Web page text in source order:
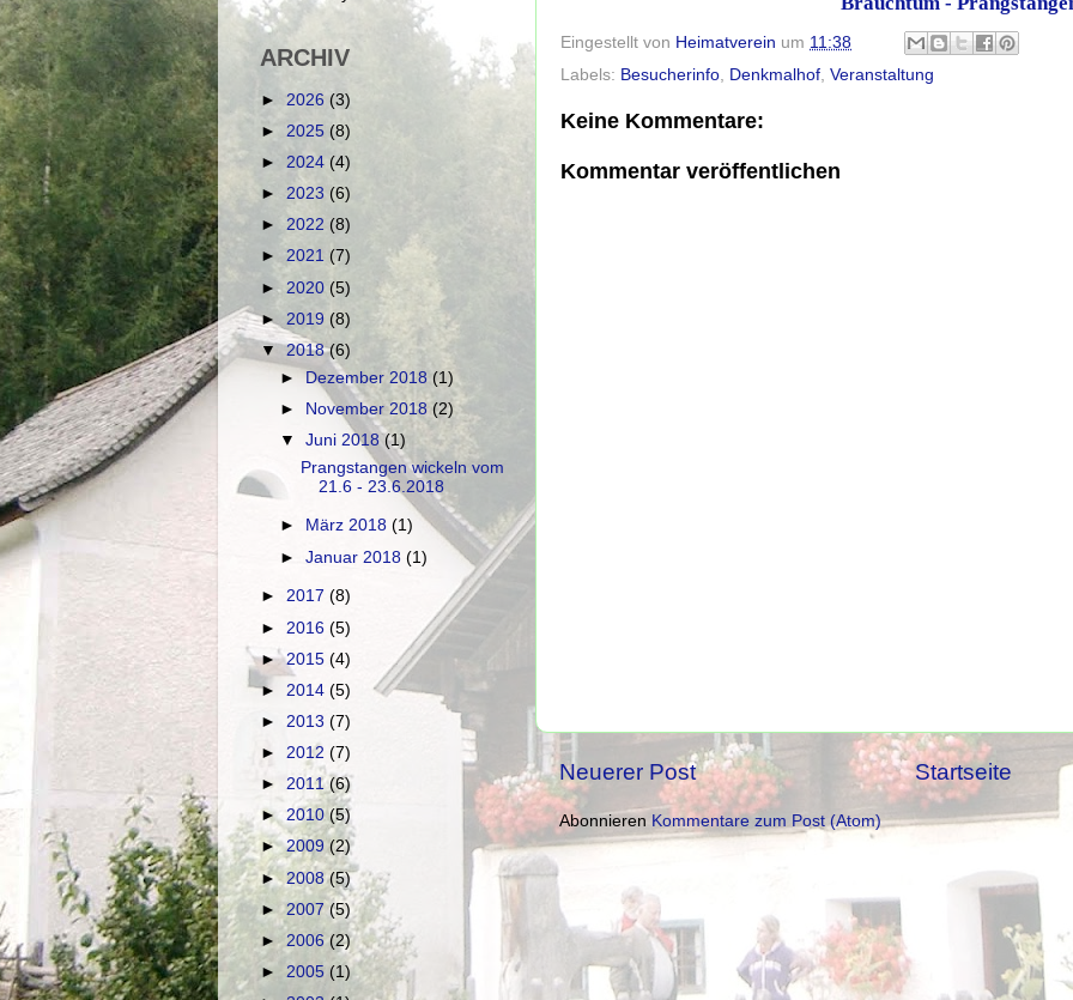
Eingestellt von Heimatverein um 11:38
Labels: Besucherinfo, Denkmalhof, Veranstaltung
Keine Kommentare:
Kommentar veröffentlichen
Neuerer Post Startseite
Abonnieren Kommentare zum Post (Atom)
ARCHIV
► 2026 (3)
► 2025 (8)
► 2024 (4)
► 2023 (6)
► 2022 (8)
► 2021 (7)
► 2020 (5)
► 2019 (8)
▼2018(6)
►Dezember 2018 (1)
► November 2018(2)
▼Juni 2018(1)
Prangstangen wickeln vom
21.6 - 23.6.2018
► März 2018(1)
►Januar 2018(1)
► 2017 (8)
► 2016 (5)
►2015 (4)
► 2014 (5)
► 2013 (7)
► 2012 (7)
► 2011 (6)
► 2010(5)
►2009(2)
► 2008(5)
►2007(5)
► 2006(2)
► 2005 (1)